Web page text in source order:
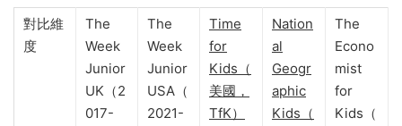
對比維
度
The
Week
Junior
UK（2
017-
The
Week
Junior
USA（
2021-
Time
for
Kids（
美國，
TfK）
Nation
al
Geogr
aphic
Kids（
The
Econo
mist
for
Kids（